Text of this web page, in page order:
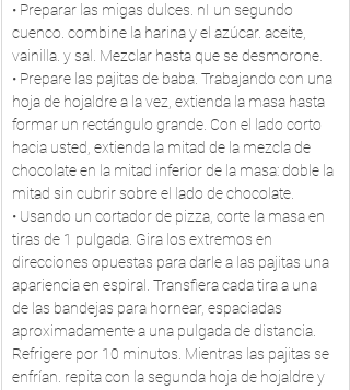
• Preparar las migas dulces. nI un segundo
cuenco. combine la harina y el azúcar. aceite,
vainilla. y sal. Mezclar hasta que se desmorone.
• Prepare las pajitas de baba. Trabajando con una
hoja de hojaldre a la vez, extienda la masa hasta
formar un rectángulo grande. Con el lado corto
hacia usted, extienda la mitad de la mezcla de
chocolate en la mitad inferior de la masa: doble la
mitad sin cubrir sobre el lado de chocolate.
• Usando un cortador de pizza, corte la masa en
tiras de 1 pulgada. Gira los extremos en
direcciones opuestas para darle a las pajitas una
apariencia en espiral. Transfiera cada tira a una
de las bandejas para hornear, espaciadas
aproximadamente a una pulgada de distancia.
Refrigere por 10 minutos. Mientras las pajitas se
enfrían. repita con la segunda hoja de hojaldre y